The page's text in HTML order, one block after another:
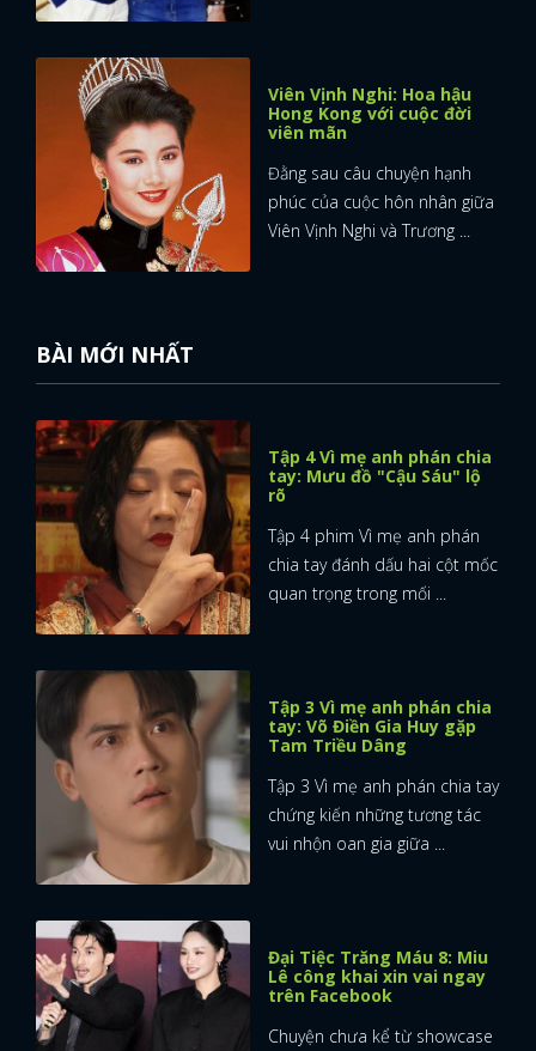
Viên Vịnh Nghi: Hoa hậu
Hong Kong với cuộc đời
viên mãn
Đằng sau câu chuyện hạnh
phúc của cuộc hôn nhân giữa
Viên Vịnh Nghi và Trương ...
BÀI MỚI NHẤT
Tập 4 Vì mẹ anh phán chia
tay: Mưu đồ "Cậu Sáu" lộ
rõ
Tập 4 phim Vì mẹ anh phán
chia tay đánh dấu hai cột mốc
quan trọng trong mối ...
Tập 3 Vì mẹ anh phán chia
tay: Võ Điền Gia Huy gặp
Tam Triều Dâng
Tập 3 Vì mẹ anh phán chia tay
chứng kiến những tương tác
vui nhộn oan gia giữa ...
Đại Tiệc Trăng Máu 8: Miu
Lê công khai xin vai ngay
trên Facebook
Chuyện chưa kể từ showcase